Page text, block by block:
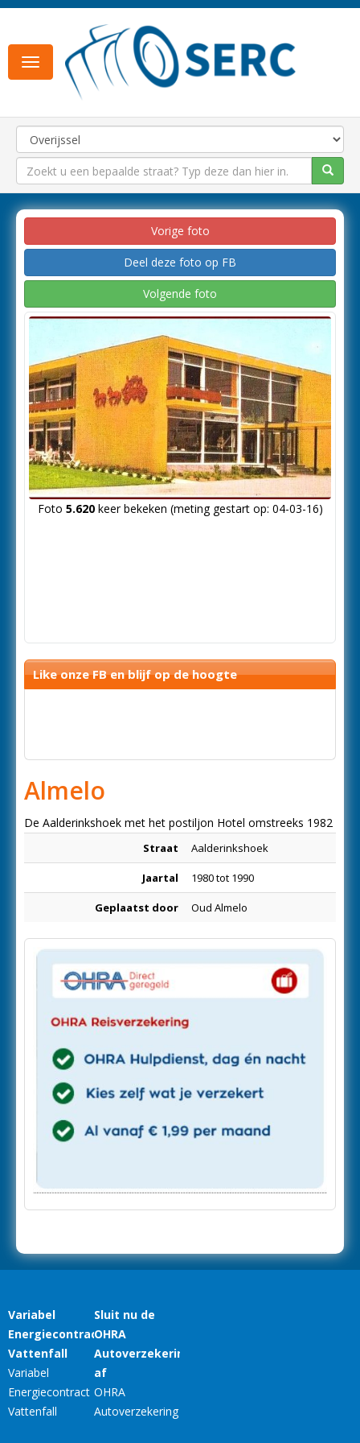
Toggle
navigation
Vorige foto
Deel deze foto op FB
Volgende foto
Foto 5.620keer bekeken (meting gestart op: 04-03-16)
Like onze FB en blijf op de hoogte
Almelo
De Aalderinkshoek met het postiljon Hotel omstreeks 1982
Straat Aalderinkshoek
Jaartal 1980 tot 1990
Geplaatst door Oud Almelo